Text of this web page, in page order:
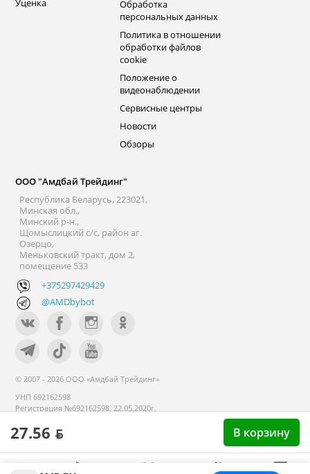
27.56 ƃ В корзину
Уценка
Обработка
персональных данных
Политика в отношении
обработки файлов
cookie
Положение о
видеонаблюдении
Сервисные центры
Новости
Обзоры
ООО "Амдбай Трейдинг"
Республика Беларусь, 223021,
Минская обл.,
Минский р-н.,
Щомыслицкий с/с, район аг.
Озерцо,
Меньковский тракт, дом 2,
помещение 533
+375297429429
@AMDbybot
© 2007 - 2026 ООО «Амдбай Трейдинг»
УНП 692162598
Регистрация №692162598, 22.05.2020г.
реестре с 14 сентября 2020г.